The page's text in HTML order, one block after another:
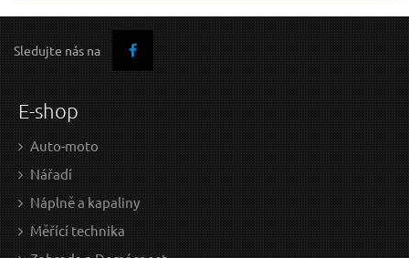
Sledujte nás na
E-shop
Auto-moto
Nářadí
Náplně a kapaliny
Měřící technika